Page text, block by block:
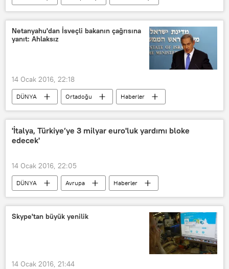
Şemdinli
Yüksekova HDP
Netanyahu'dan İsveçli bakanın çağrısına
yanıt: Ahlaksız
14 Ocak 2016, 22:18
DÜNYA Ortadoğu
Haberler
İsrail
İsveç
Filistin
Benyamin Netanyahu
Margot Wallström
'İtalya, Türkiye’ye 3 milyar euro'luk yardımı bloke
edecek'
14 Ocak 2016, 22:05
DÜNYA Avrupa
Haberler
TÜRKİYE
İtalya
AB
Reuters
Skype'tan büyük yenilik
14 Ocak 2016, 21:44